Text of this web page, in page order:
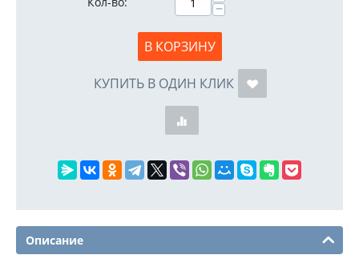
−
В КОРЗИНУ
КУПИТЬ В ОДИН КЛИК
Описание